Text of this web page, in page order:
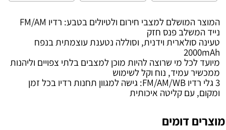
המוצר המושלם למצבי חירום ולטיולים בטבע: רדיו FM/AM
נייד המשלב פנס חזק
טעינה סולארית וידנית, וסוללה נטענת עוצמתית בנפח
2000mAh
מיועד לכל מי שרוצה להיות מוכן למצבים בלתי צפויים וליהנות
ממכשיר עמיד, נוח וקל לשימוש
3 גלי רדיו FM/AM/WB: גישה למגוון תחנות רדיו בכל זמן
ומקום, עם קליטה איכותית
מוצרים דומים